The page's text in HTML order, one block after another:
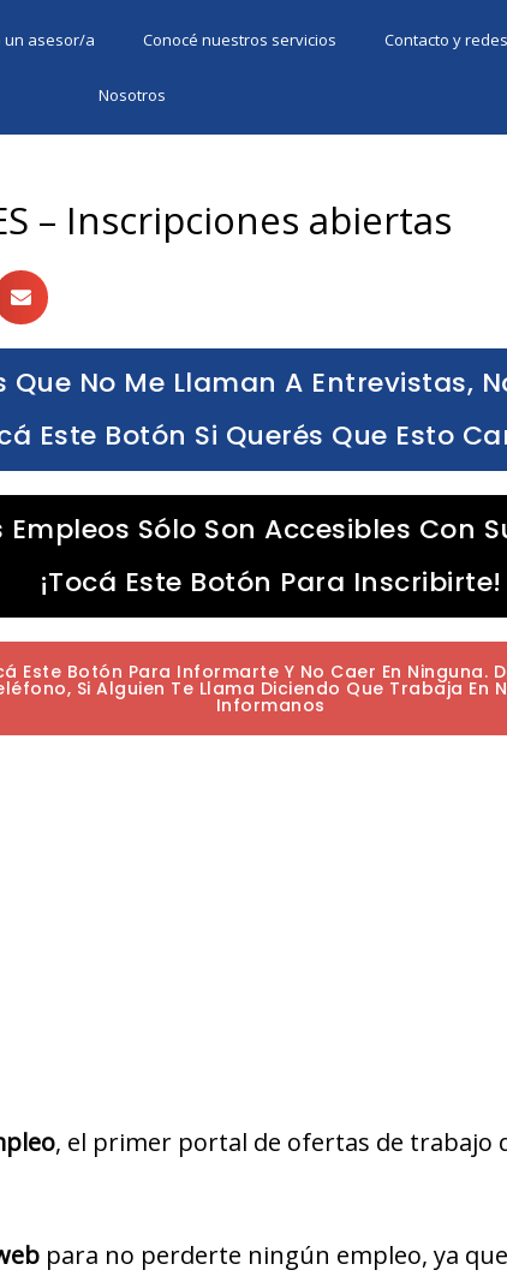
un asesor/a Conocé nuestros servicios Contacto y redes
Nosotros
– Inscripciones abiertas
Que No Me Llaman A Entrevistas,
Este Botón Si Querés Que Esto
Sólo Son Accesibles Con
¡Tocá Este Botón Para Inscribirte!
Este Botón Para Informarte Y No Caer En Ninguna.
Si Alguien Te Llama Diciendo Que Trabaja En
Informanos
, el primer portal de ofertas de trabajo
para no perderte ningún empleo, ya